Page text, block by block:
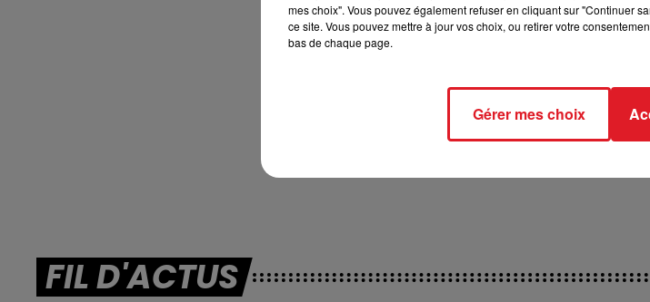
En direct des pistes :
FIL D'ACTUS
mes choix". Vous pouvez également refuser en cliquant sur "Continuer
ce site. Vous pouvez mettre à jour vos choix, ou retirer votre
bas de chaque page.
Gérer mes choix